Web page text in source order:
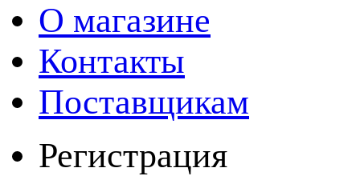
О магазине
Контакты
Поставщикам
Регистрация